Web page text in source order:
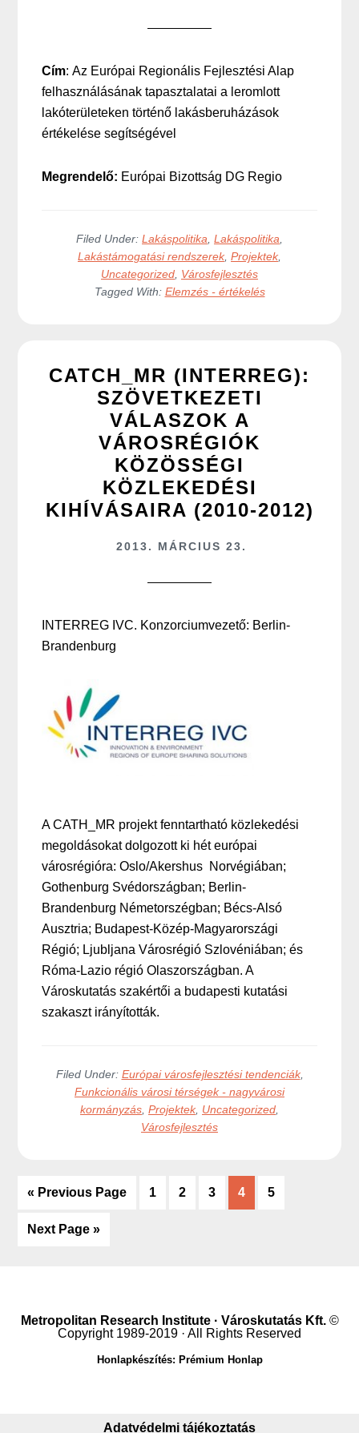
Cím: Az Európai Regionális Fejlesztési Alap
felhasználásának tapasztalatai a leromlott
lakóterületeken történő lakásberuházások
értékelése segítségével
Megrendelő: Európai Bizottság DG Regio
Filed Under: Lakáspolitika Lakáspolitika
Lakástámogatási rendszerek, Projektek,
Uncategorized Városfejlesztés
Tagged With: Elemzés - értékelés
CATCH_MR (INTERREG):
SZÖVETKEZETI
VÁLASZOK A
VÁROSRÉGIÓK
KÖZÖSSÉGI
KÖZLEKEDÉSI
KIHÍVÁSAIRA (2010-2012)
2013. MÁRCIUS 23.
INTERREG IVC. Konzorciumvezető: Berlin-
Brandenburg
A CATH_MR projekt fenntartható közlekedési
megoldásokat dolgozott ki hét európai
városrégióra: Oslo/Akershus Norvégiában;
Gothenburg Svédországban; Berlin-
Brandenburg Németorszégban; Bécs-Alsó
Ausztria; Budapest-Közép-Magyarországi
Régió; Ljubljana Városrégió Szlovéniában; és
Róma-Lazio régió Olaszországban. A
Városkutatás szakértői a budapesti kutatási
szakaszt irányították.
Filed Under: Európai városfejlesztési tendenciák,
Funkcionális városi térségek - nagyvárosi
kormányzás Projektek, Uncategorized
Városfejlesztés
« Go
Previous Page
Go
1
Go
2
Go
3
Go
to
4
Go
5
Go
Next Page »
Metropolitan Research Institute · Városkutatás Kft.©
Copyright 1989-2019 · All Rights Reserved
Honlapkészítés: Prémium Honlap
Adatvédelmi tájékoztatás